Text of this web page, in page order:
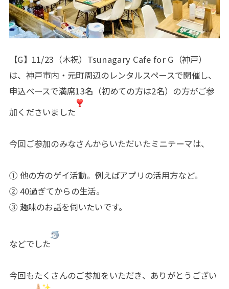
【G】11/23（木祝）Tsunagary Cafe for G（神戸）
は、神戸市内・元町周辺のレンタルスペースで開催し、
申込ベースで満席13名（初めての方は2名）の方がご参
加くださいました
今回ご参加のみなさんからいただいたミニテーマは、
① 他の方のゲイ活動。例えばアプリの活用方など。
② 40過ぎてからの生活。
③ 趣味のお話を伺いたいです。
などでした
今回もたくさんのご参加をいただき、ありがとうござい